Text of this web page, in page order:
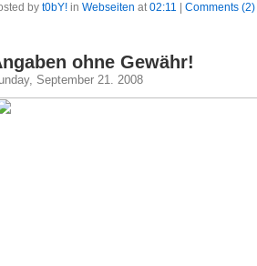
by t0bY! in Webseiten at02:11 Comments (2)
ohne Gewähr!
September 21. 2008